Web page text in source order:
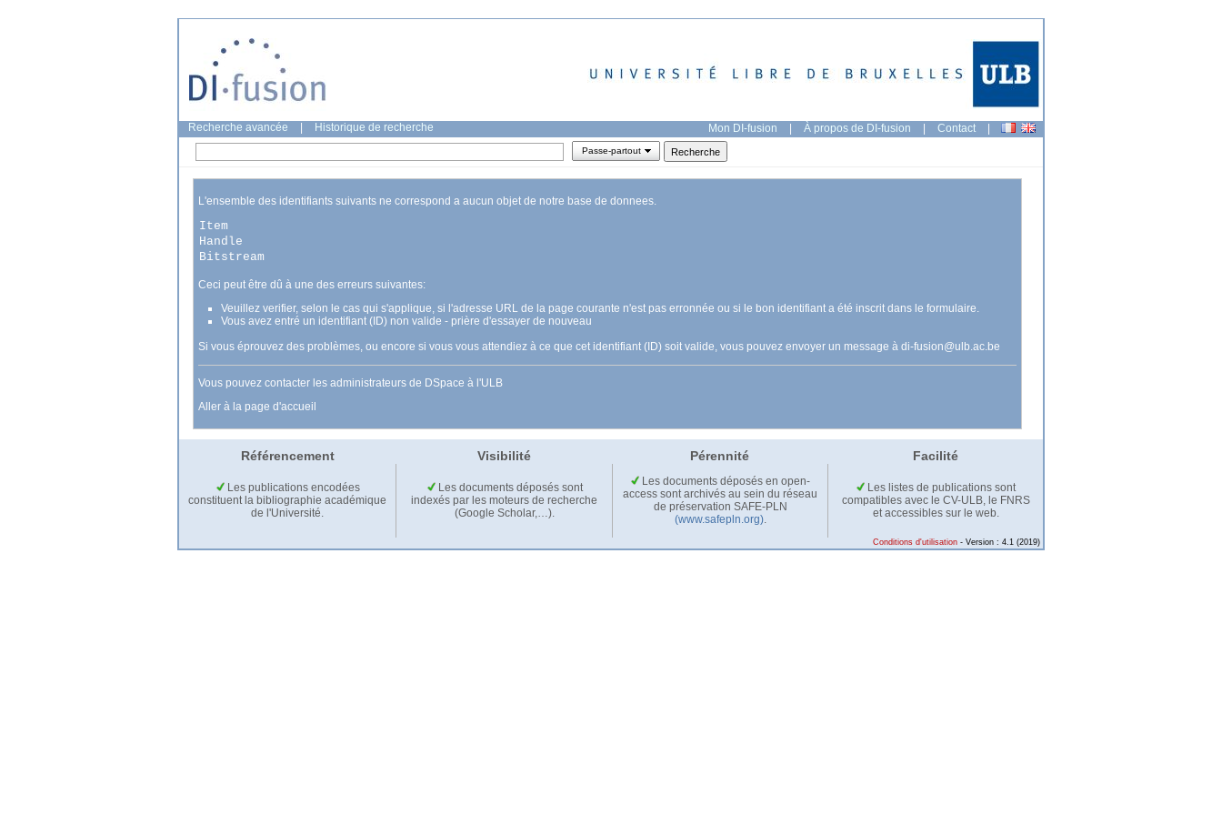
Recherche avancée Historique de recherche Mon DI-fusion | À propos de DI-fusion | Contact |
Passe-partout
L'ensemble des identifiants suivants ne correspond a aucun objet de notre base de donnees.
Item
Handle
Bitstream
Ceci peut être dû à une des erreurs suivantes:
Veuillez verifier, selon le cas qui s'applique, si l'adresse URL de la page courante n'est pas erronnée ou si le bon identifiant a été inscrit dans le formulaire.
Vous avez entré un identifiant (ID) non valide - prière d'essayer de nouveau
Si vous éprouvez des problèmes, ou encore si vous vous attendiez à ce que cet identifiant (ID) soit valide, vous pouvez envoyer un message à di-fusion@ulb.ac.be
Vous pouvez contacter les administrateurs de DSpace à l'ULB
Aller à la page d'accueil
Référencement Visibilité Pérennité Facilité
Les publications encodées
constituent la bibliographie académique
de l'Université.
Les documents déposés sont
indexés par les moteurs de recherche
(Google Scholar,…).
Les documents déposés en open-
access sont archivés au sein du réseau
de préservation SAFE-PLN
(www.safepln.org).
Les listes de publications sont
compatibles avec le CV-ULB, le FNRS
et accessibles sur le web.
Conditions d'utilisation - Version : 4.1 (2019)